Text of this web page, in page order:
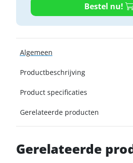
Bestel nu!
Algemeen
Productbeschrijving
Product specificaties
Gerelateerde producten
Gerelateerde